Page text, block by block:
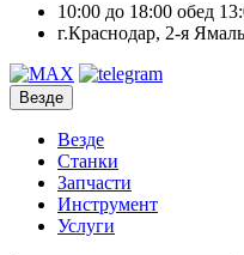
10:00 до 18:00 обед
г.Краснодар, 2-я
Везде
Везде
Станки
Запчасти
Инструмент
Услуги